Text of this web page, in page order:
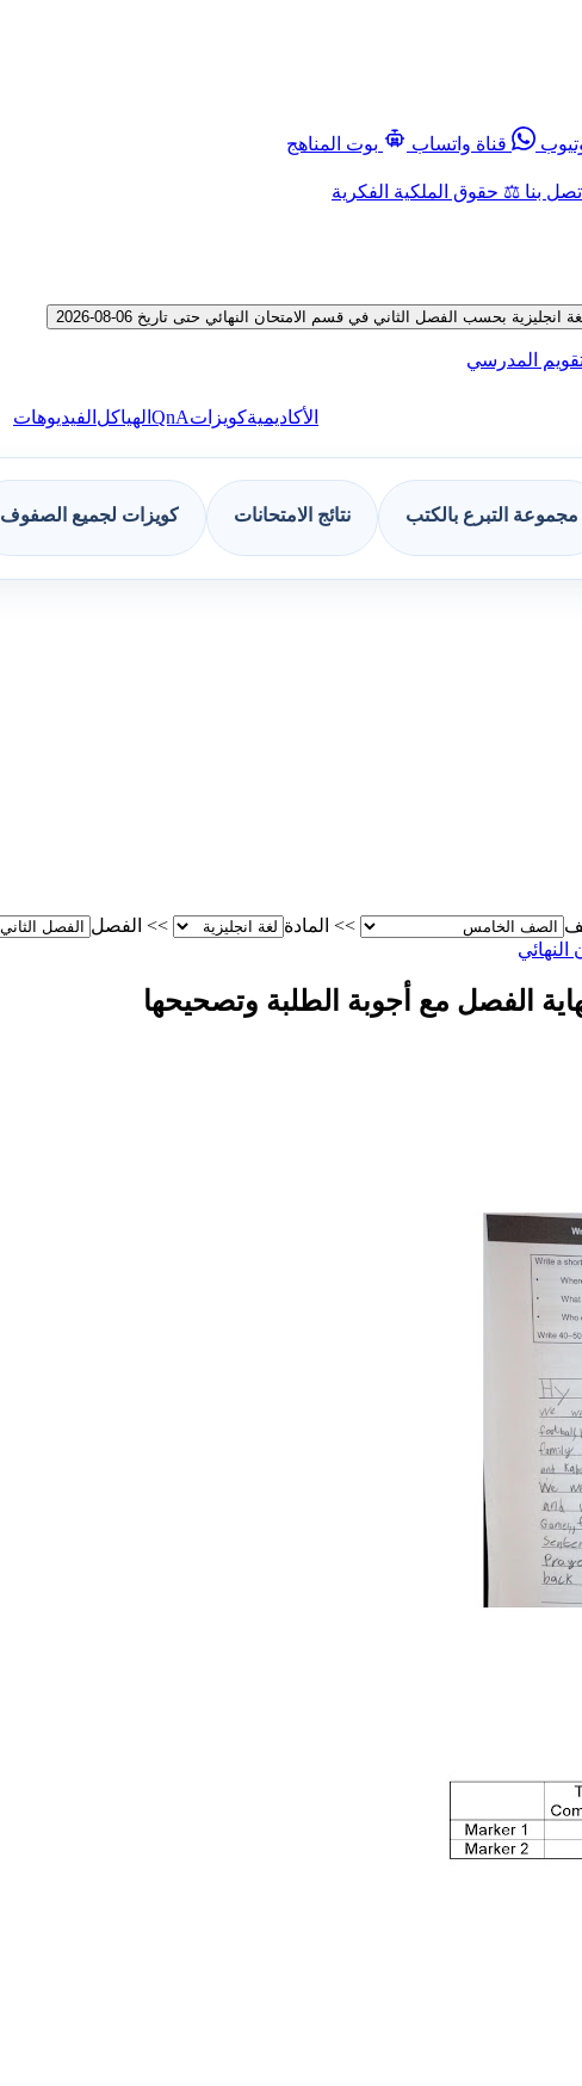
قناة واتساب
بوت المناهج
اتصل بنا ⚖️ حقوق الملكية الفكرية
بحسب الفصل الثاني في قسم الامتحان النهائي حتى تاريخ 06-08-2026
المدرسي
الأكاديميةكويزاتQnA الهياكل الفيديوهات
مجموعة التبرع بالكتب نتائج الامتحانات كويزات لجميع الصفوف
>> المادة >> الفصل
النهائي
الفصل مع أجوبة الطلبة وتصحيحها